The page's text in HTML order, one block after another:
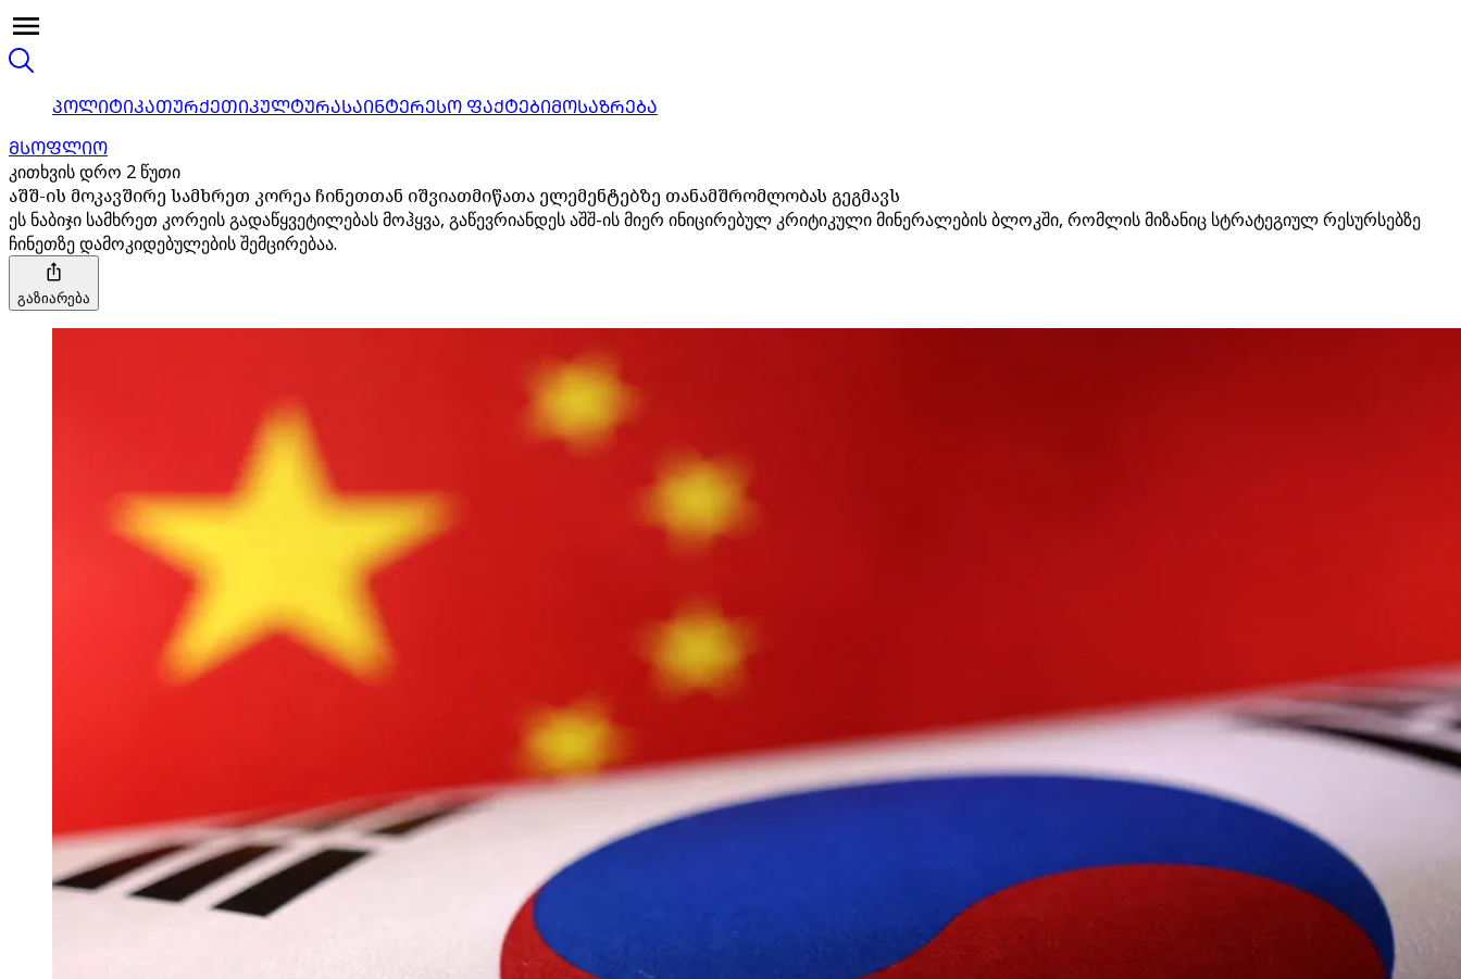
ᲞᲝᲚᲘᲢᲘᲙᲐᲗᲣᲠᲥᲔᲗᲘᲙᲣᲚᲢᲣᲠᲐᲡᲐᲘᲜᲢᲔᲠᲔᲡᲝ ᲤᲐᲥᲢᲔᲑᲘᲛᲝᲡᲐᲖᲠᲔᲑᲐ
ᲛᲡᲝᲤᲚᲘᲝ
კითხვის დრო 2 წუთი
აშშ-ის მოკავშირე სამხრეთ კორეა ჩინეთთან იშვიათმიწათა ელემენტებზე თანამშრომლობას გეგმავს
ეს ნაბიჯი სამხრეთ კორეის გადაწყვეტილებას მოჰყვა, გაწევრიანდეს აშშ-ის მიერ ინიცირებულ კრიტიკული მინერალების ბლოკში, რომლის მიზანიც სტრატეგიულ რესურსებზე
ჩინეთზე დამოკიდებულების შემცირებაა.
გაზიარება